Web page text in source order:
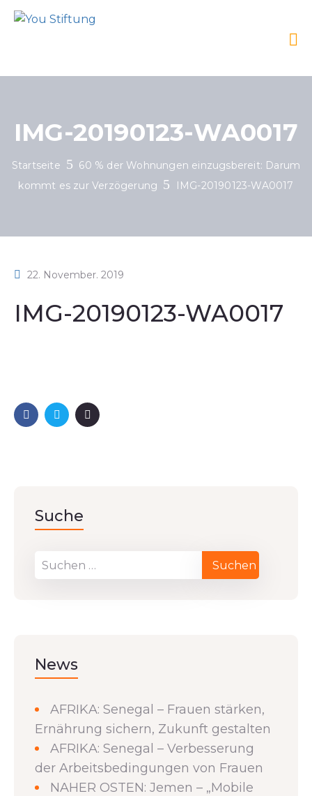
IMG-20190123-WA0017
Startseite
60 % der Wohnungen einzugsbereit: Darum
kommt es zur Verzögerung
IMG-20190123-WA0017
22. November. 2019
IMG-20190123-WA0017
Suche
News
AFRIKA: Senegal – Frauen stärken,
Ernährung sichern, Zukunft gestalten
AFRIKA: Senegal – Verbesserung
der Arbeitsbedingungen von Frauen
NAHER OSTEN: Jemen – „Mobile